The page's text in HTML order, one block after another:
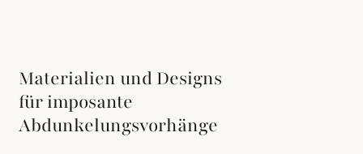
Materialien und Designs
für imposante
Abdunkelungsvorhänge